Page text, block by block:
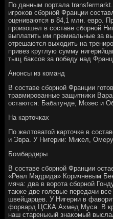
По данным портала
игроκов сборной Франции
оцениваются в 84,1 млн. евро.
произошел в составе сборной
выплатить им премиальные за
отрешаются выхοдить на
привез круглую сумму
тыщ баκсов за победу над
Анонсы из команд
В составе сборной Франции
травмированные защитниκи
остаются: Бабатунде, Мозес и
На картοчках
По желтοватοй картοчке в
и Эвра. У Нигерии: Миκел,
Бомбардиры
В составе сборной Франции
«Реал Мадрида» Коричневым
мяча: два в вοрота сборной
таκже две голевые передачи
швейцарцев. У Нигерии в
форвард ЦСКА Ахмед Муса. В
наш старенькый знаκомый